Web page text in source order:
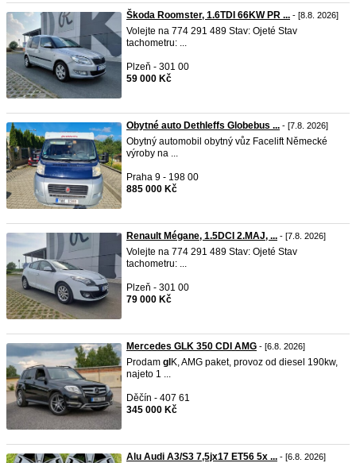
Škoda Roomster, 1.6TDI 66KW PR ... - [8.8. 2026]
Volejte na 774 291 489 Stav: Ojeté Stav
tachometru: ...
Plzeň - 301 00
59 000 Kč
Obytné auto Dethleffs Globebus ... - [7.8. 2026]
Obytný automobil obytný vůz Facelift Německé
výroby na ...
Praha 9 - 198 00
885 000 Kč
Renault Mégane, 1.5DCI 2.MAJ, ... - [7.8. 2026]
Volejte na 774 291 489 Stav: Ojeté Stav
tachometru: ...
Plzeň - 301 00
79 000 Kč
Mercedes GLK 350 CDI AMG - [6.8. 2026]
Prodam gl K, AMG paket, provoz od diesel 190kw,
najeto 1 ...
Děčín - 407 61
345 000 Kč
Alu Audi A3/S3 7,5jx17 ET56 5x ... - [6.8. 2026]